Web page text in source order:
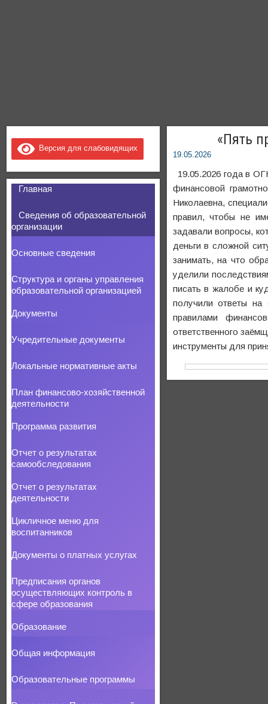
«Пять
19.05.2026
19.05.2026 года в
финансовой
Николаевна,
правил, чтобы не
задавали вопросы,
деньги в сложной
занимать, на что
уделили
писать в жалобе и
получили ответы
правилами
ответственного
инструменты для
Версия для слабовидящих
Главная
Сведения об образовательной
организации
Основные сведения
Структура и органы управления
образовательной организацией
Документы
Учредительные документы
Локальные нормативные акты
План финансово-хозяйственной
деятельности
Программа развития
Отчет о результатах
самообследования
Отчет о результатах
деятельности
Цикличное меню для
воспитанников
Документы о платных услугах
Предписания органов
осуществляющих контроль в
сфере образования
Образование
Общая информация
Образовательные программы